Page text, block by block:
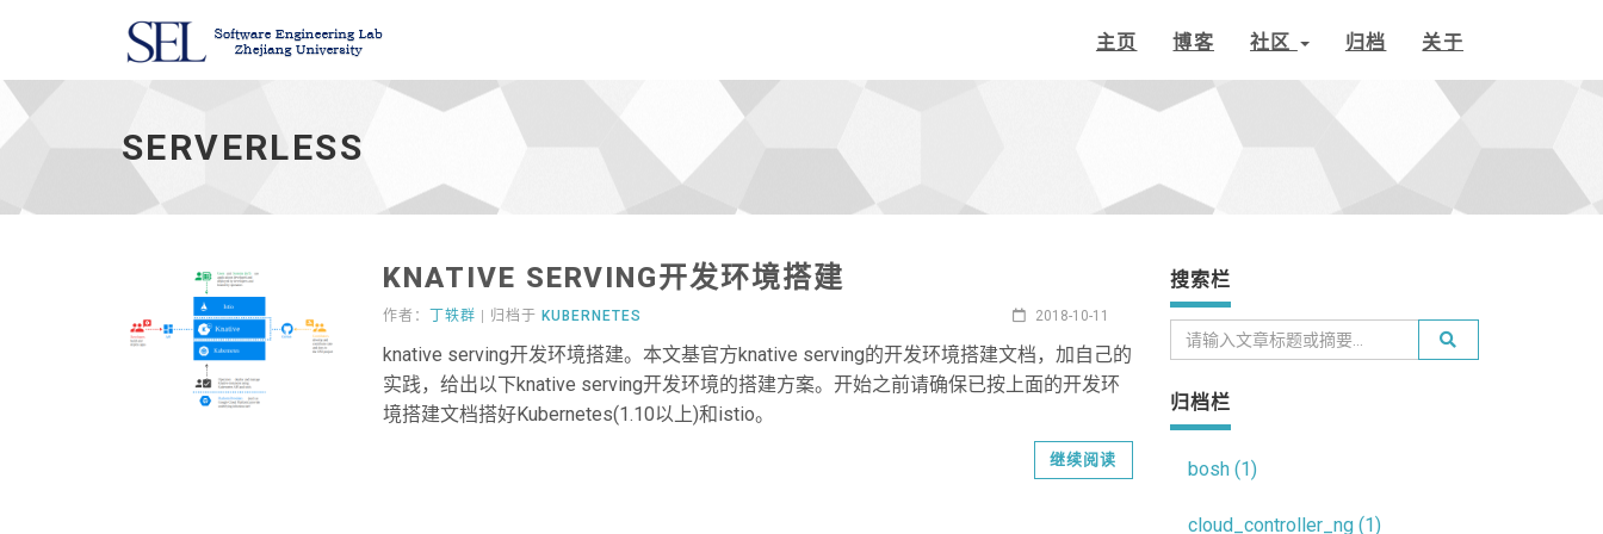
serverless
主页 博客 社区 归档 关于
SERVERLESS
KNATIVE SERVING开发环境搭建
作者： 丁轶群 | 归档于 KUBERNETES 2018-10-11
knative serving开发环境搭建。本文基官方knative serving的开发环境搭建文档，加自己的
实践，给出以下knative serving开发环境的搭建方案。开始之前请确保已按上面的开发环
境搭建文档搭好Kubernetes(1.10以上)和istio。
继续阅读
搜索栏
归档栏
bosh (1)
cloud_controller_ng (1)